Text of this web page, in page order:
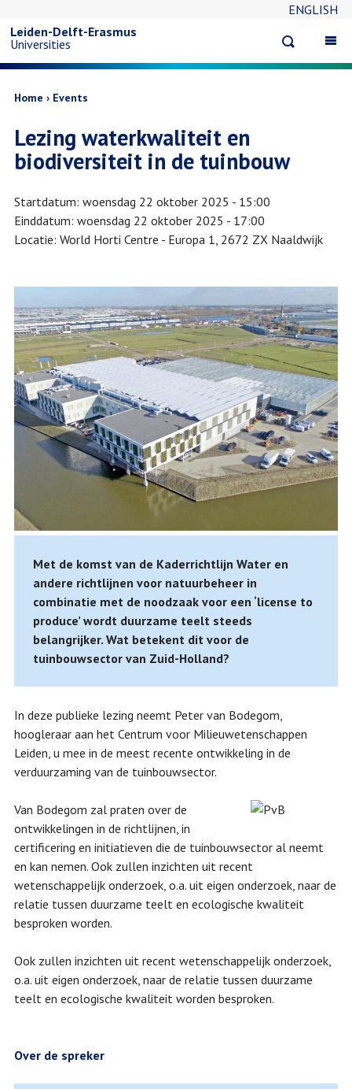
naar
inhoud
gaan
ENGLISH
search
Leiden-Delft-Erasmus
Universities
Kruimelpad
Home Events
Lezing waterkwaliteit en
biodiversiteit in de tuinbouw
Startdatum woensdag 22 oktober 2025 - 15:00
Einddatum woensdag 22 oktober 2025 - 17:00
Locatie World Horti Centre - Europa 1, 2672 ZX Naaldwijk
Met de komst van de Kaderrichtlijn Water en
andere richtlijnen voor natuurbeheer in
combinatie met de noodzaak voor een ‘license to
produce’ wordt duurzame teelt steeds
belangrijker. Wat betekent dit voor de
tuinbouwsector van Zuid-Holland?
In deze publieke lezing neemt Peter van Bodegom,
hoogleraar aan het Centrum voor Milieuwetenschappen
Leiden, u mee in de meest recente ontwikkeling in de
verduurzaming van de tuinbouwsector.
Van Bodegom zal praten over de
ontwikkelingen in de richtlijnen, in
certificering en initiatieven die de tuinbouwsector al neemt
en kan nemen. Ook zullen inzichten uit recent
wetenschappelijk onderzoek, o.a. uit eigen onderzoek, naar de
relatie tussen duurzame teelt en ecologische kwaliteit
besproken worden.
Ook zullen inzichten uit recent wetenschappelijk onderzoek,
o.a. uit eigen onderzoek, naar de relatie tussen duurzame
teelt en ecologische kwaliteit worden besproken.
Over de spreker